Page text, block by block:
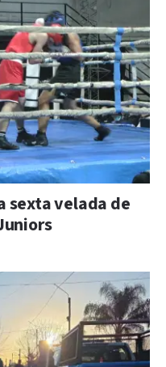
sexta velada de